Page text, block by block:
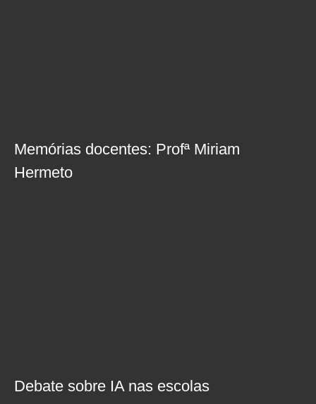
Memórias docentes: Profª Miriam
Hermeto
Debate sobre IA nas escolas